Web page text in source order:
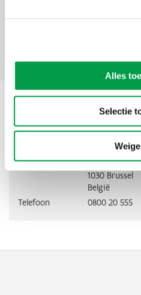
Alles
Selectie
Delen: Facebook
X
Koning Albert
1030 Brussel
België
Telefoon
0800 20 555